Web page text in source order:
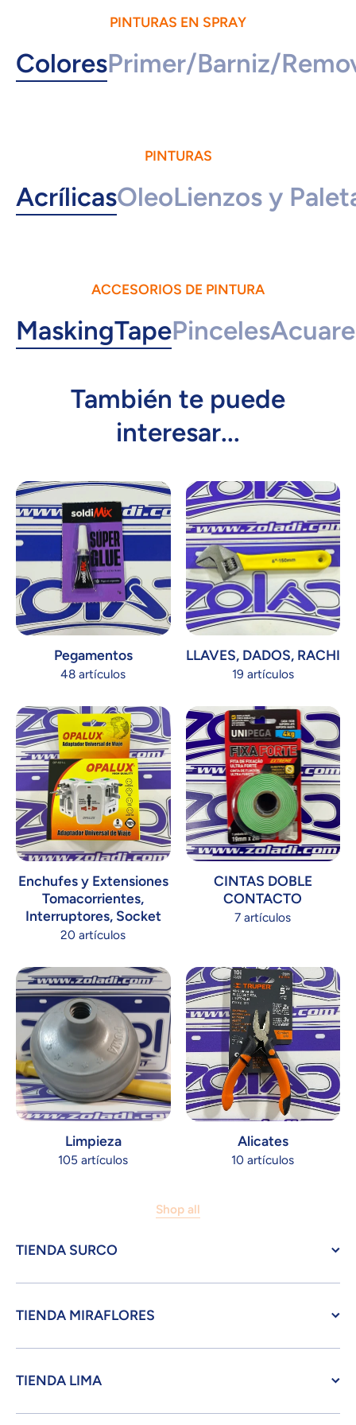
PINTURAS EN SPRAY
ColoresPrimer/Barniz/
PINTURAS
AcrílicasOleoLienzos y
ACCESORIOS DE PINTURA
MaskingTapePinceles
También te puede
interesar...
Pegamentos
48 artículos
LLAVES, DADOS, RACHI
19 artículos
Enchufes y Extensiones
Tomacorrientes,
Interruptores, Socket
20 artículos
CINTAS DOBLE
CONTACTO
7 artículos
Limpieza
105 artículos
Alicates
10 artículos
Shop all
TIENDA SURCO
TIENDA MIRAFLORES
TIENDA LIMA